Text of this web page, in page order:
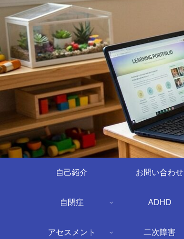
自己紹介 お問い合わせ
自閉症 ADHD
アセスメント 二次障害